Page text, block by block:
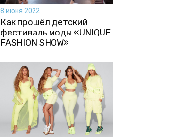
8 июня 2022
Как прошёл детский
фестиваль моды «UNIQUE
FASHION SHOW»